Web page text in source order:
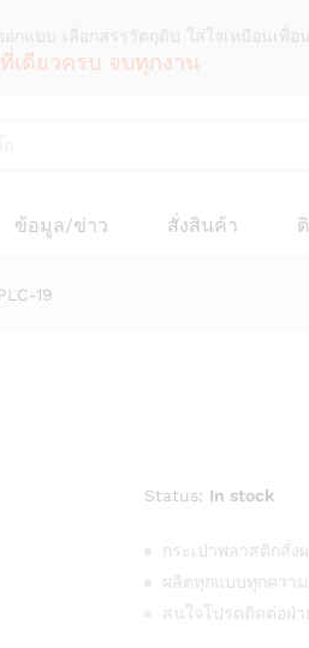
กแบบ เลือกสรรวัตถุดิบ ใส่ใจเหมือนเพื่อ
เดียวครบ จบทุกงาน
ข้อมูล/ข่าว สั่งสินค้า
19
Status: In stock
กระเป่าพลาสติกสั่ง
ผลิตทุกแบบทุกควา
สนใจโปรดติดต่อฝ่า